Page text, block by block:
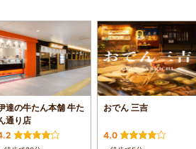
達の牛たん本舗 牛た
通り店
おでん 三吉
4.0